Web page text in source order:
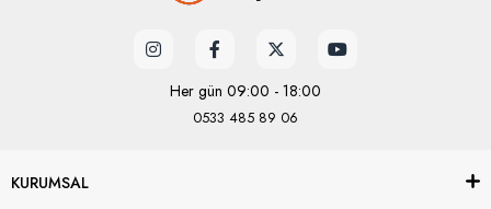
Her gün 09:00 - 18:00
0533 485 89 06
KURUMSAL